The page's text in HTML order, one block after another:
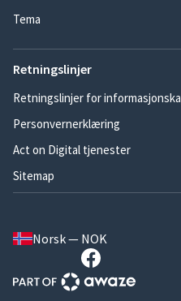
Tema
Retningslinjer
Retningslinjer for
Personvernerklæring
Act on Digital tjenester
Sitemap
Norsk — NOK